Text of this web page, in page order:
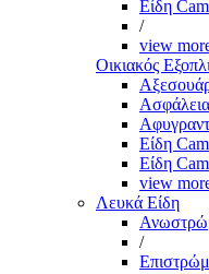
Είδη
/
view
Οικιακός
Ασφάλεια
Είδη
Είδη
view
Λευκά Είδη
/